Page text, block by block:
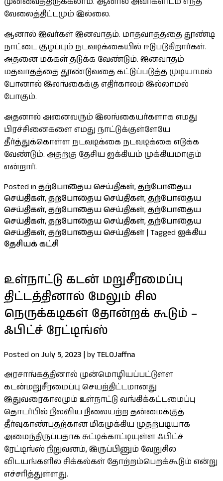
வேலைத்திட்டமும் இல்லை.
ஆனால் இவர்கள் இனவாதம். மாதவாதத்தை தூண்டி
நாட்டை குழப்பும் நடவடிக்கையில் ஈடுபடுகிறார்கள்.
அதனை மக்கள் தடுக்க வேண்டும். இனவாதம்
மதவாதத்தை தூண்டுவதை கட்டுப்படுத்த முடியாமல்
போனால் இலங்கைக்கு எதிர்காலம் இல்லாமல்
போகும்.
அதனால் அனைவரும் இலங்கையர்களாக எமது
பிரச்சினைகளை எமது நாட்டுக்குள்ளேயே
தீர்த்துக்கொள்ள நடவடிக்கை நடவடிக்கை எடுக்க
வேண்டும். அதற்கு தேசிய ஐக்கியம் முக்கியமாகும்
என்றார்.
Posted in தற்போதைய செய்திகள், தற்போதைய
செய்திகள், தற்போதைய செய்திகள், தற்போதைய
செய்திகள், தற்போதைய செய்திகள், தற்போதைய
செய்திகள், தற்போதைய செய்திகள், தற்போதைய
செய்திகள், தற்போதைய செய்திகள் | Tagged ஐக்கிய
தேசியக் கட்சி
உள்நாட்டு கடன் மறுசீரமைப்பு
திட்டத்தினால் மேலும் சில
நெருக்கடிகள் தோன்றக் கூடும் –
ஃபிட்ச் ரேட்டிங்ஸ்
Posted on July 5, 2023 | byTELOJaffna
அரசாங்கத்தினால் முன்மொழியப்பட்டுள்ள
கடன்மறுசீரமைப்பு செயற்திட்டமானது
இதுவரைகாலமும் உள்நாட்டு வங்கிக்கட்டமைப்பு
தொடர்பில் நிலவிய நிலையற்ற தன்மைக்குத்
தீர்வுகாண்பதற்கான மிகமுக்கிய முதற்படியாக
அமைந்திருப்பதாக சுட்டிக்காட்டியுள்ள ஃபிட்ச்
ரேட்டிங்ஸ் நிறுவனம், இருப்பினும் வேறுசில
விடயங்களில் சிக்கல்கள் தோற்றம்பெறக்கூடும் என்று
எச்சரித்துள்ளது.